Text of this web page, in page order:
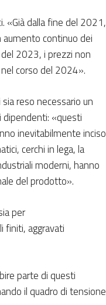
«Già dalla fine del 2021,
aumento continuo dei
2023, i prezzi non
corso del 2024».
reso necessario un
dipendenti: «questi
inevitabilmente inciso
cerchi in lega, la
moderni, hanno
del prodotto».
per
finiti, aggravati
parte di questi
il quadro di tensione